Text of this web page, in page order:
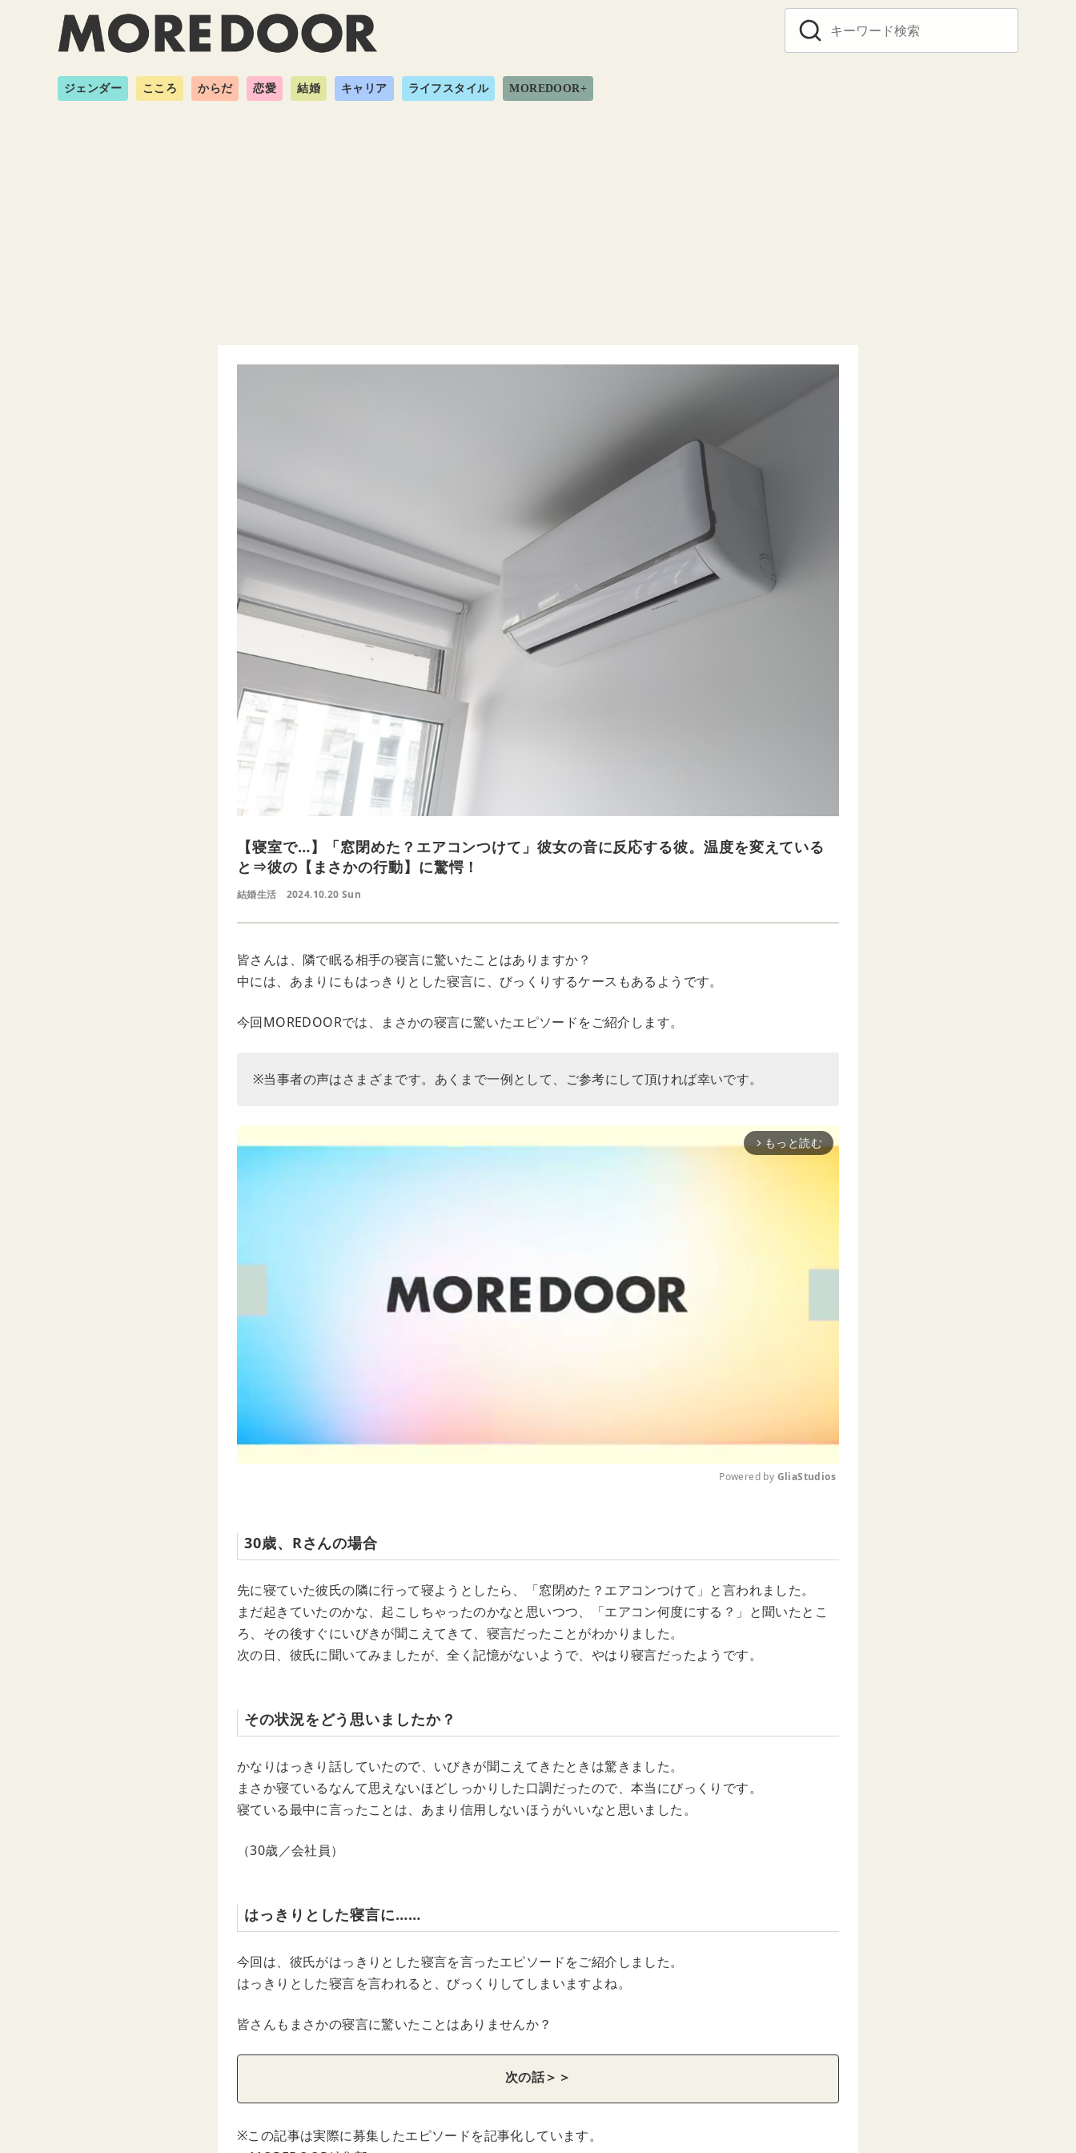
ジェンダー こころ からだ 恋愛 結婚 キャリア ライフスタイル MOREDOOR+
【寝室で…】「窓閉めた？エアコンつけて」彼女の音に反応する彼。温度を変えている
と⇒彼の【まさかの行動】に驚愕！
結婚生活 2024.10.20 Sun
皆さんは、隣で眠る相手の寝言に驚いたことはありますか？
中には、あまりにもはっきりとした寝言に、びっくりするケースもあるようです。
今回MOREDOORでは、まさかの寝言に驚いたエピソードをご紹介します。
※当事者の声はさまざまです。あくまで一例として、ご参考にして頂ければ幸いです。
arrow_forward_ios もっと読む
t
e
Powered by GliaStudios
30歳、Rさんの場合
先に寝ていた彼氏の隣に行って寝ようとしたら、「窓閉めた？エアコンつけて」と言われました。
まだ起きていたのかな、起こしちゃったのかなと思いつつ、「エアコン何度にする？」と聞いたとこ
ろ、その後すぐにいびきが聞こえてきて、寝言だったことがわかりました。
次の日、彼氏に聞いてみましたが、全く記憶がないようで、やはり寝言だったようです。
その状況をどう思いましたか？
かなりはっきり話していたので、いびきが聞こえてきたときは驚きました。
まさか寝ているなんて思えないほどしっかりした口調だったので、本当にびっくりです。
寝ている最中に言ったことは、あまり信用しないほうがいいなと思いました。
（30歳／会社員）
はっきりとした寝言に……
今回は、彼氏がはっきりとした寝言を言ったエピソードをご紹介しました。
はっきりとした寝言を言われると、びっくりしてしまいますよね。
皆さんもまさかの寝言に驚いたことはありませんか？
次の話＞＞
※この記事は実際に募集したエピソードを記事化しています。